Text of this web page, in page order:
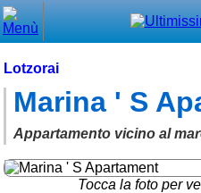
Lotzorai
Marina ' S
Appartamento vicino al
Tocca la foto per
Menù principale
⌂ Home
🕐 Last Minute
🕐 First Minute